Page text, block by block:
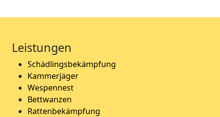
Leistungen
Schädlingsbekämpfung
Kammerjäger
Wespennest
Bettwanzen
Rattenbekämpfung